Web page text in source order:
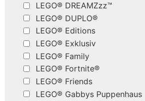
LEGO® DREAMZzz™
LEGO® DUPLO®
LEGO® Editions
LEGO® Exklusiv
LEGO® Family
LEGO® Fortnite®
LEGO® Friends
LEGO® Gabbys Puppenhaus